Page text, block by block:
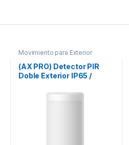
Movimiento para Exterior
(AX PRO) Detector PIR
Doble Exterior IP65 /
mts de Profundidad